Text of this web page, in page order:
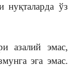
нуқталарда ўз
азалий эмас,
эга эмас.